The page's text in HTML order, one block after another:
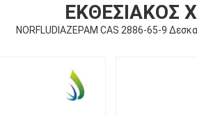
ΕΚΘΕΣΙΑΚΌΣ
NORFLUDIAZEPAM CAS 2886-65-9